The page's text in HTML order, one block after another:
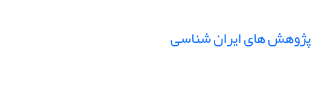
پژوهش های ایران شناسی